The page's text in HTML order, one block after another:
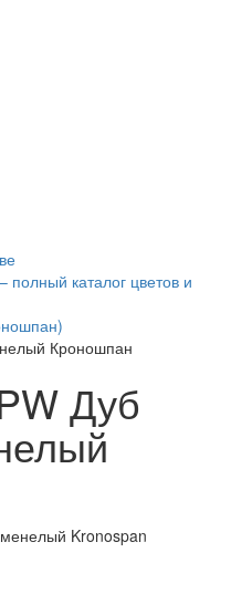
каталог цветов и
Кроношпан
Дуб